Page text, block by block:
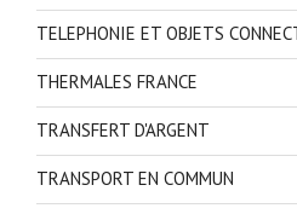
TELEPHONIE ET OBJETS
THERMALES FRANCE
TRANSFERT D'ARGENT
TRANSPORT EN COMMUN